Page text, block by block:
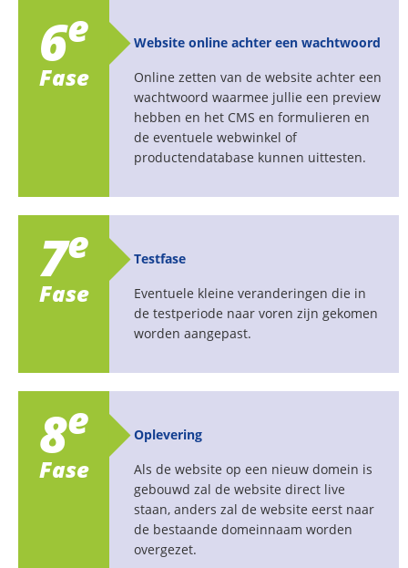
6e
Fase
Website online achter een wachtwoord
Online zetten van de website achter een
wachtwoord waarmee jullie een preview
hebben en het CMS en formulieren en
de eventuele webwinkel of
productendatabase kunnen uittesten.
7e
Fase
Testfase
Eventuele kleine veranderingen die in
de testperiode naar voren zijn gekomen
worden aangepast.
8e
Fase
Oplevering
Als de website op een nieuw domein is
gebouwd zal de website direct live
staan, anders zal de website eerst naar
de bestaande domeinnaam worden
overgezet.